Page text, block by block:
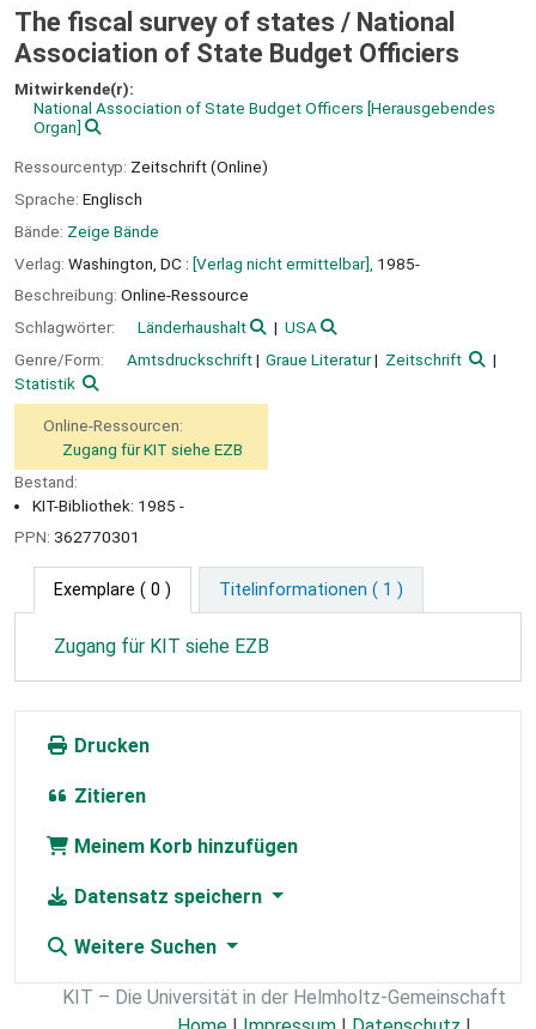
The fiscal survey of states / National
Association of State Budget Officiers
Mitwirkende(r):
National Association of State Budget Officers [Herausgebendes
Organ]
Ressourcentyp: Zeitschrift (Online)
Sprache: Englisch
Bände: Zeige Bände
Verlag: Washington, DC : [Verlag nicht ermittelbar], 1985-
Beschreibung: Online-Ressource
Schlagwörter:
Länderhaushalt
USA
Genre/Form:
Amtsdruckschrift Graue Literatur
Zeitschrift
Statistik
Online-Ressourcen:
Zugang für KIT siehe EZB
Bestand:
KIT-Bibliothek: 1985 -
PPN: 362770301
Exemplare ( 0 ) Titelinformationen ( 1 )
Zugang für KIT siehe EZB
Drucken
Zitieren
Meinem Korb hinzufügen
Datensatz speichern
Weitere Suchen
KIT – Die Universität in der Helmholtz-Gemeinschaft